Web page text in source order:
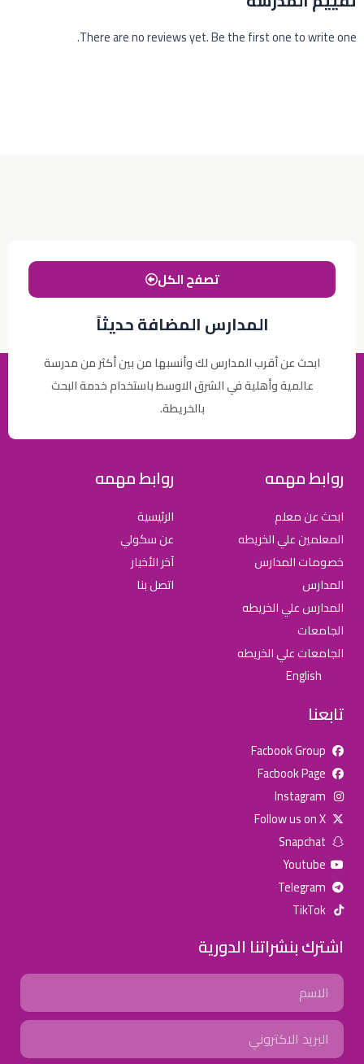
There are no reviews yet. Be the first one to write one.
المدارس المضافة حديثاً
ابحث عن أقرب المدارس لك وأنسبها من بين أكثر من مدرسة
عالمية وأهلية في الشرق الاوسط باستخدام خدمة البحث
بالخريطة.
تصفح الكل
روابط مهمه
ابحث عن معلم
المعلمين علي الخريطه
خصومات المدارس
المدارس
المدارس علي الخريطه
الجامعات
الجامعات علي الخريطه
English
روابط مهمه
الرئيسية
عن سكولي
آخر الأخبار
اتصل بنا
تابعنا
Facbook Group
Facbook Page
Instagram
Follow us on X
Snapchat
Youtube
Telegram
TikTok
اشترك بنشراتنا الدورية
Name
Email
للإعلان على منصة سكولي وجروب مدارس عالمية وأهلية يشرفنا
جروب فيسبوك
تويتر (X) سناب شات يوتيوب